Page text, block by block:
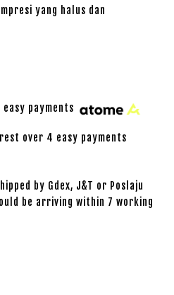
yang halus dan
payments
over 4 easy payments
by Gdex, J&T or Poslaju
be arriving within 7 working